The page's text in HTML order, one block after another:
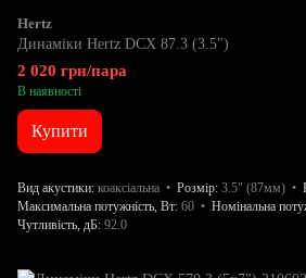
Hertz
Динаміки Hertz DCX 87.3 (3.5")
2 020 грн/пара
В наявності
Купити
Вид акустики коаксіальна Розмір 3.5" (87мм)
Максимальна потужність, Вт 60 Номінальна
Чутливість, дБ 92.0